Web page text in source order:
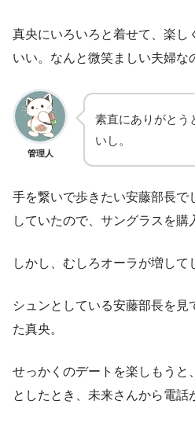
真央にいろいろと着せて、楽し
いい。なんと微笑ましい夫婦な
管理人
素直にありがとう
いし。
手を繋いで歩きたい安藤部長で
していたので、サングラスを購
しかし、むしろオーラが増し
シュンとしている安藤部長を見
た真央。
せっかくのデートを楽しもうと
としたとき、未来さんから電話